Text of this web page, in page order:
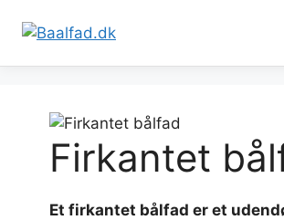
indhold
Firkantet
Et firkantet bålfad er et